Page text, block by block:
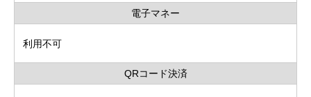
電子マネー
利用不可
QRコード決済